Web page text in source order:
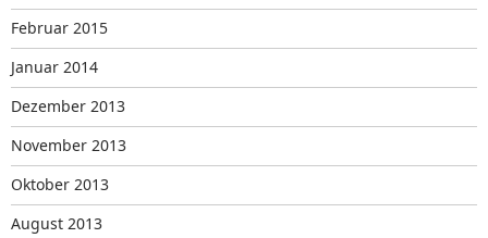
Februar 2015
Januar 2014
Dezember 2013
November 2013
Oktober 2013
August 2013